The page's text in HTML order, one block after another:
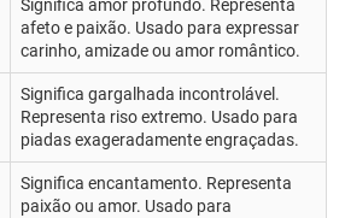
Significa amor profundo. Representa
afeto e paixão. Usado para expressar
carinho, amizade ou amor romântico.
Significa gargalhada incontrolável.
Representa riso extremo. Usado para
piadas exageradamente engraçadas.
Significa encantamento. Representa
paixão ou amor. Usado para